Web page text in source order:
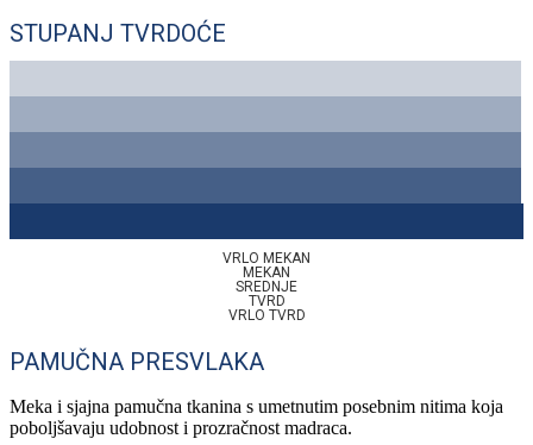
STUPANJ TVRDOĆE
VRLO MEKAN
MEKAN
SREDNJE
TVRD
VRLO TVRD
PAMUČNA PRESVLAKA
Meka i sjajna pamučna tkanina s umetnutim posebnim nitima koja
poboljšavaju udobnost i prozračnost madraca.